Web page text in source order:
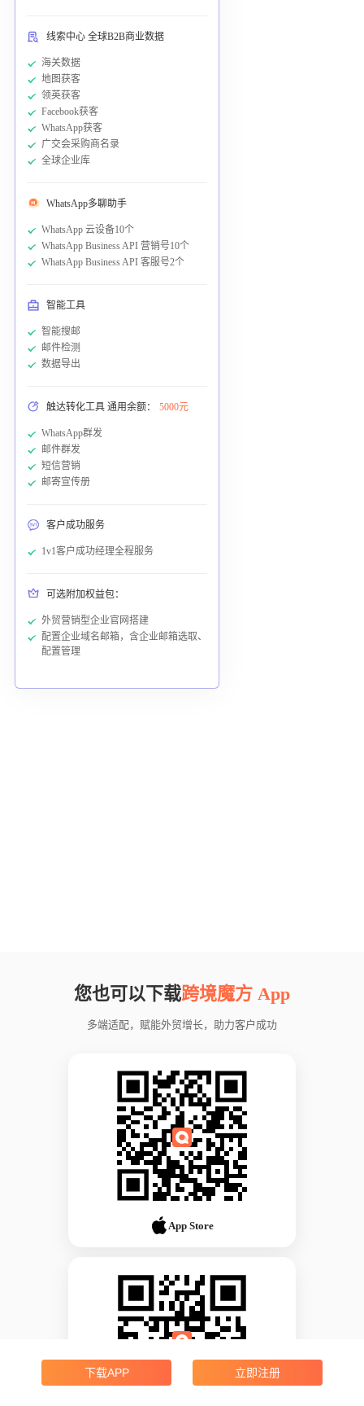
线索中心 全球B2B商业数据
海关数据
地图获客
领英获客
Facebook获客
WhatsApp获客
广交会采购商名录
全球企业库
WhatsApp多聊助手
WhatsApp 云设备10个
WhatsApp Business API 营销号10个
WhatsApp Business API 客服号2个
智能工具
智能搜邮
邮件检测
数据导出
触达转化工具 通用余额： 5000元
WhatsApp群发
邮件群发
短信营销
邮寄宣传册
客户成功服务
1v1客户成功经理全程服务
可选附加权益包：
外贸营销型企业官网搭建
配置企业域名邮箱，含企业邮箱选取、
配置管理
您也可以下载跨境魔方 App
多端适配，赋能外贸增长，助力客户成功
App Store
下载APP 立即注册